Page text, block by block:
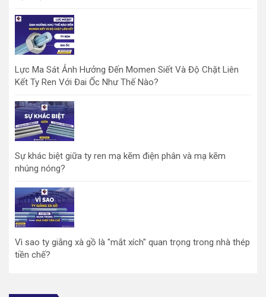
Lực Ma Sát Ảnh Hưởng Đến Momen Siết Và Độ Chặt Liên
Kết Ty Ren Với Đai Ốc Như Thế Nào?
Sự khác biệt giữa ty ren mạ kẽm điện phân và mạ kẽm
nhúng nóng?
Vì sao ty giằng xà gồ là "mắt xích" quan trọng trong nhà thép
tiền chế?